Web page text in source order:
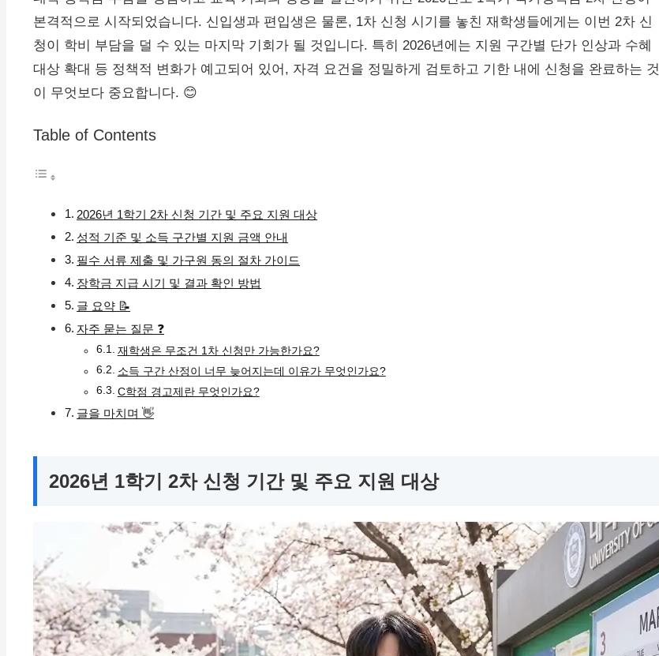
본격적으로 시작되었습니다. 신입생과 편입생은 물론, 1차 신청 시기를 놓친 재학생들에게는 이번 2차 신
청이 학비 부담을 덜 수 있는 마지막 기회가 될 것입니다. 특히 2026년에는 지원 구간별 단가 인상과 수혜
대상 확대 등 정책적 변화가 예고되어 있어, 자격 요건을 정밀하게 검토하고 기한 내에 신청을 완료하는 것
이 무엇보다 중요합니다. 😊
Table of Contents
2026년 1학기 2차 신청 기간 및 주요 지원 대상
성적 기준 및 소득 구간별 지원 금액 안내
필수 서류 제출 및 가구원 동의 절차 가이드
장학금 지급 시기 및 결과 확인 방법
글 요약 📝
자주 묻는 질문 ❓
재학생은 무조건 1차 신청만 가능한가요?
소득 구간 산정이 너무 늦어지는데 이유가 무엇인가요?
C학점 경고제란 무엇인가요?
글을 마치며 👋
2026년 1학기 2차 신청 기간 및 주요 지원 대상